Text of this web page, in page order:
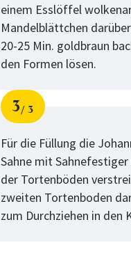
einem Esslöffel
Mandelblättchen
20-25 Min. goldbraun
den Formen lösen.
Schritt
3
von
3
Für die Füllung die
Sahne mit
der Tortenböden
zweiten Tortenboden
zum Durchziehen in den